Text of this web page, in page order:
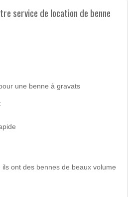
service de location de benne
une benne à gravats
ont des bennes de beaux volume